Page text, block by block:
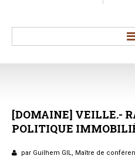
Sommaires
Chroniques
Etudes de texte
[DOMAINE] VEILLE.-
POLITIQUE
par Guilhem GIL, Maître de